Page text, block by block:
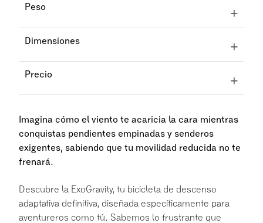
Peso +
con un impresionante rendimiento de construcción ligera.
Dimensiones +
mide 170 cm de largo, 90 cm de ancho y 80 cm de alto (150
Precio +
Imagina cómo el viento te acaricia la cara mientras
conquistas pendientes empinadas y senderos
exigentes, sabiendo que tu movilidad reducida no te
frenará.
Descubre la ExoGravity, tu bicicleta de descenso
adaptativa definitiva, diseñada específicamente para
aventureros como tú. Sabemos lo frustrante que